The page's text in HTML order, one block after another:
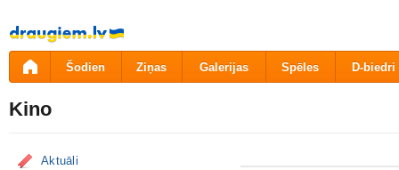
Pāriet
uz
saturu
Šodien Ziņas Galerijas Spēles D-biedri
Kino
Aktuāli